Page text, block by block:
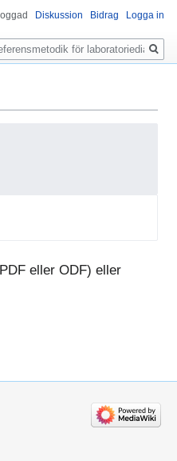
eller ODF) eller
Diskussion Bidrag Logga in